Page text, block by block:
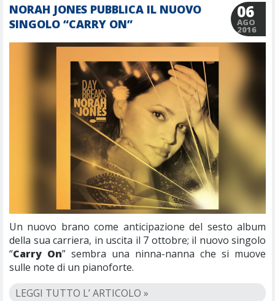
NORAH JONES PUBBLICA IL NUOVO
SINGOLO “CARRY ON”
06
AGO
2016
Un nuovo brano come anticipazione del sesto album
della sua carriera, in uscita il 7 ottobre; il nuovo singolo
“Carry On” sembra una ninna-nanna che si muove
sulle note di un pianoforte.
LEGGI TUTTO L’ ARTICOLO »